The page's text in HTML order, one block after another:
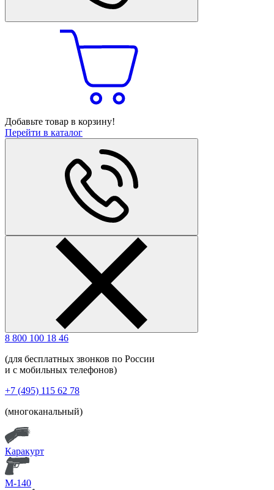
Добавьте товар в корзину!
Перейти в каталог
8 800 100 18 46
(для бесплатных звонков по России
и с мобильных телефонов)
+7 (495) 115 62 78
(многоканальный)
Каракурт
М-140